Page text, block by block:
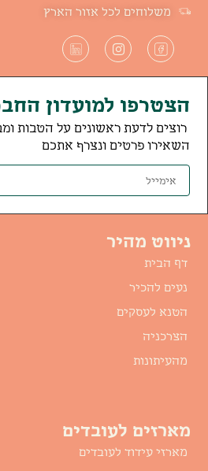
משלוחים לכל אזור הארץ
הצטרפו למועדון
רוצים לדעת ראשונים על הטבות
השאירו פרטים ונצרף אתכם
ניווט מהיר
דף הבית
נעים להכיר
הטנא לעסקים
הצרכניה
מהעיתונות
מארזים לעובדים
מארזי עידוד לעובדים